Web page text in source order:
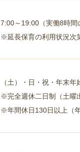
7:00～19:00（実働8時間
※延長保育の利用状況次
（土）・日・祝・年末年
※完全週休二日制（土曜
※年間休日130日以上（